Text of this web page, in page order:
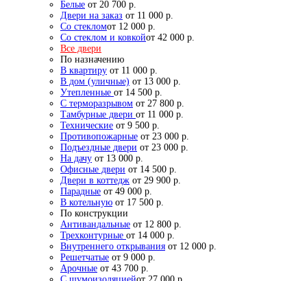
Белые от 20 700 р.
Двери на заказ от 11 000 р.
Со стекломот 12 000 р.
Со стеклом и ковкойот 42 000 р.
Все двери
По назначению
В квартиру от 11 000 р.
В дом (уличные) от 13 000 р.
Утепленные от 14 500 р.
С терморазрывом от 27 800 р.
Тамбурные двери от 11 000 р.
Технические от 9 500 р.
Противопожарные от 23 000 р.
Подъездные двери от 23 000 р.
На дачу от 13 000 р.
Офисные двери от 14 500 р.
Двери в коттедж от 29 900 р.
Парадные от 49 000 р.
В котельную от 17 500 р.
По конструкции
Антивандальные от 12 800 р.
Трехконтурные от 14 000 р.
Внутреннего открывания от 12 000 р.
Решетчатые от 9 000 р.
Арочные от 43 700 р.